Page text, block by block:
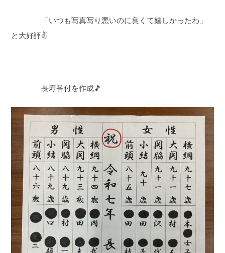
「いつも写真写り悪いのに良くて嬉しかったわ」
と大好評✌
長寿番付を作成🎵